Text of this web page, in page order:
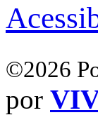
©2026
por